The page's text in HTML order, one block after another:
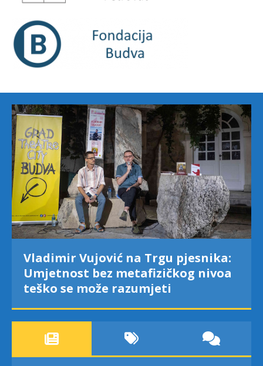
Vladimir Vujović na Trgu pjesnika:
Umjetnost bez metafizičkog nivoa
teško se može razumjeti